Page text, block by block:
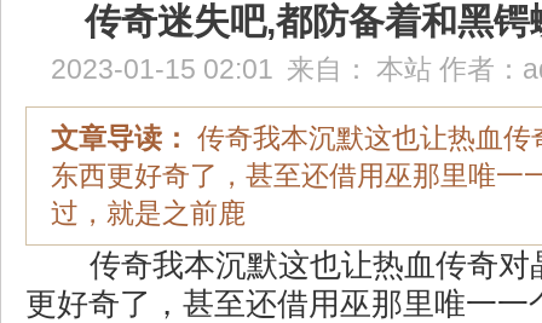
传奇迷失吧,都防备着和黑锷
2023-01-15 02:01 来自： 本站 作者：
文章导读： 传奇我本沉默这也让热血传
东西更好奇了，甚至还借用巫那里唯一
过，就是之前鹿
传奇我本沉默这也让热血传奇对
更好奇了，甚至还借用巫那里唯一一